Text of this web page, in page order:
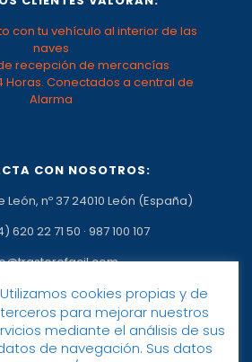
con tu vehículo al interior de las
naves
recepción de mercancías
Horas. Conectados a central de
Alarma
CON NOSOTROS:
León, nº 37 24010 León (España)
620 22 71 50 · 987 100 107
Horario:
Viernes: 09:00h a 17:00h
Utilizamos cookies propias y de
terceros para mejorar nuestros
mediante el análisis de sus
de navegación. Sus datos